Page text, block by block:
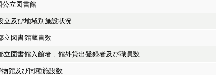
立図書館
及び地域別施設状況
図書館蔵書数
図書館入館者，館外貸出登録者及び職員数
館及び同種施設数